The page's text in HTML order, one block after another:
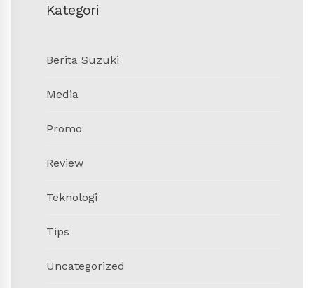
Kategori
Berita Suzuki
Media
Promo
Review
Teknologi
Tips
Uncategorized